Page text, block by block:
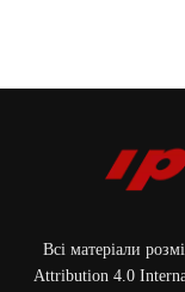
Всі матеріали
Attribution 4.0